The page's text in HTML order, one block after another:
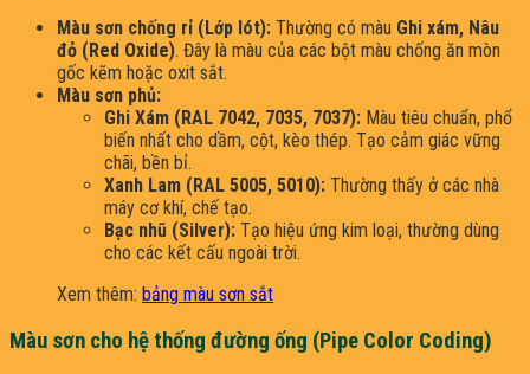
Màu sơn chống rỉ (Lớp lót): Thường có màu Ghi xám, Nâu
đỏ (Red Oxide). Đây là màu của các bột màu chống ăn mòn
gốc kẽm hoặc oxit sắt.
Màu sơn phủ:
Ghi Xám (RAL 7042, 7035, 7037): Màu tiêu chuẩn, phổ
biến nhất cho dầm, cột, kèo thép. Tạo cảm giác vững
chãi, bền bỉ.
Xanh Lam (RAL 5005, 5010): Thường thấy ở các nhà
máy cơ khí, chế tạo.
Bạc nhũ (Silver): Tạo hiệu ứng kim loại, thường dùng
cho các kết cấu ngoài trời.
Xem thêm: bảng màu sơn sắt
Màu sơn cho hệ thống đường ống (Pipe Color Coding)